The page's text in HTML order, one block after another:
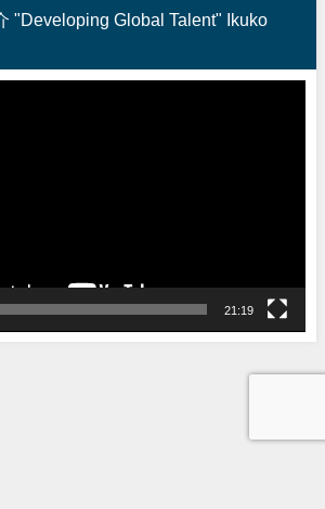
"Developing Global Talent" Ikuko
21:19